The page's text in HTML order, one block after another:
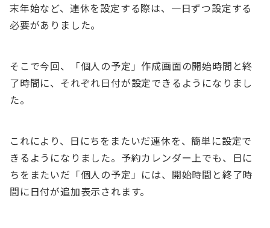
末年始など、連休を設定する際は、一日ずつ設定する
必要がありました。
そこで今回、「個人の予定」作成画面の開始時間と終
了時間に、それぞれ日付が設定できるようになりまし
た。
これにより、日にちをまたいだ連休を、簡単に設定で
きるようになりました。予約カレンダー上でも、日に
ちをまたいだ「個人の予定」には、開始時間と終了時
間に日付が追加表示されます。